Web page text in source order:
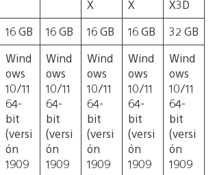
X
X
X3D
16 GB 16 GB 16 GB 16 GB 32 GB
Wind
ows
10/11
64-
bit
(versi
ón
1909
Wind
ows
10/11
64-
bit
(versi
ón
1909
Wind
ows
10/11
64-
bit
(versi
ón
1909
Wind
ows
10/11
64-
bit
(versi
ón
1909
Wind
ows
10/11
64-
bit
(versi
ón
1909